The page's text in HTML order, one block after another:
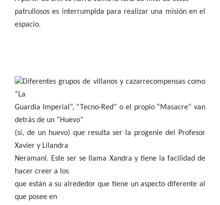
patrullosos es interrumpida para realizar una misión en el
espacio.
Diferentes grupos de villanos y cazarrecompensas como
“La
Guardia Imperial”, “Tecno-Red” o el propio “Masacre” van
detrás de un “Huevo”
(sí, de un huevo) que resulta ser la progenie del Profesor
Xavier y Lilandra
Neramani. Este ser se llama Xandra y tiene la facilidad de
hacer creer a los
que están a su alrededor que tiene un aspecto diferente al
que posee en